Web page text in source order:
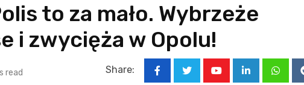
to za mało. Wybrzeże
i zwycięża w Opolu!
read Share:
LinkedIn